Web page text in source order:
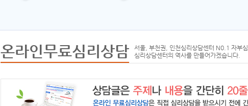
온라인무료심리상담
서울, 부천권, 인천심리상담센터 N0.1 자부심.
심리상담센터의 역사를 만들어가겠습니다.